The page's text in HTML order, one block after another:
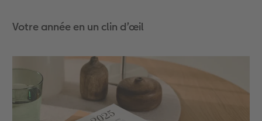
Accessoires
Conseils décoration murale
Accessoires
Nouveautés
Votre année en un clin d’œil